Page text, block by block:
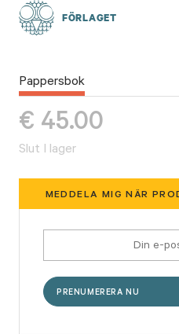
FÖRLAGET
Pappersbok
€ 45.00
Slut I lager
MEDDELA MIG NÄR